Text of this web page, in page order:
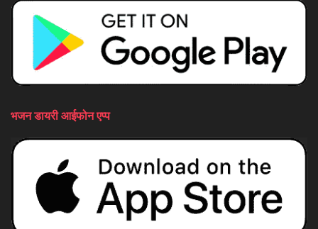
भजन डायरी आईफोन एप्प